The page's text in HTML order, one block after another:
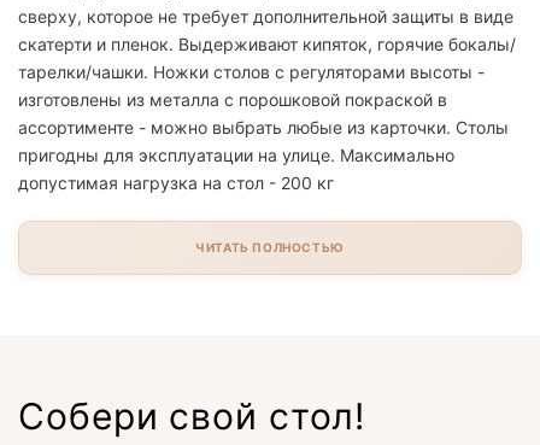
сверху, которое не требует дополнительной защиты в виде
скатерти и пленок. Выдерживают кипяток, горячие бокалы/
тарелки/чашки. Ножки столов с регуляторами высоты -
изготовлены из металла с порошковой покраской в
ассортименте - можно выбрать любые из карточки. Столы
пригодны для эксплуатации на улице. Максимально
допустимая нагрузка на стол - 200 кг
ЧИТАТЬ ПОЛНОСТЬЮ
Собери свой стол!